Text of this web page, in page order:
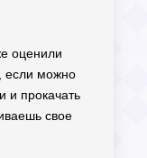
оценили
если можно
и прокачать
свое